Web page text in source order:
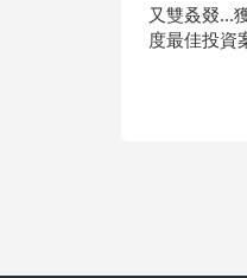
又雙叒叕...
度最佳投資